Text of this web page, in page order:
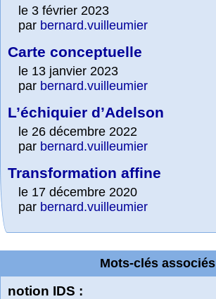
le 3 février 2023
par bernard.vuilleumier
Carte conceptuelle
le 13 janvier 2023
par bernard.vuilleumier
L’échiquier d’Adelson
le 26 décembre 2022
par bernard.vuilleumier
Transformation affine
le 17 décembre 2020
par bernard.vuilleumier
Mots-clés associés
notion IDS :